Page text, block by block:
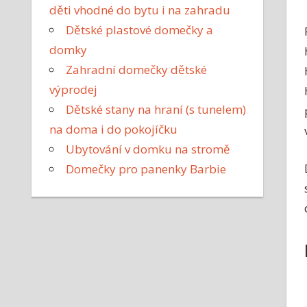
děti vhodné do bytu i na zahradu
Dětské plastové domečky a
domky
Zahradní domečky dětské
výprodej
Dětské stany na hraní (s tunelem)
na doma i do pokojíčku
Ubytování v domku na stromě
Domečky pro panenky Barbie